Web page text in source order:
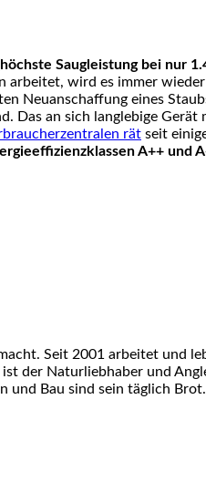
höchste Saugleistung bei nur
wird es immer
Neuanschaffung eines
Das an sich langlebige
rät seit
A++ und
Seit 2001 arbeitet und
der Naturliebhaber und
und Bau sind sein täglich Brot.